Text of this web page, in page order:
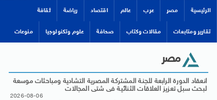
الرئيسية مصر عرب عالم اقتصاد رياضة ثقافة
تقارير ومتابعات مقالات وكتاب صحافة علوم وتكنولوجيا منوعات
مصر
انعقاد الدورة الرابعة للجنة المشتركة المصرية التشادية ومباحثات موسعة
لبحث سبل تعزيز العلاقات الثنائية فى شتى المجالات
2026-08-06